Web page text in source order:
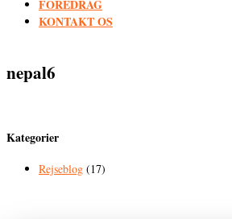
FOREDRAG
KONTAKT OS
nepal6
Kategorier
Rejseblog (17)